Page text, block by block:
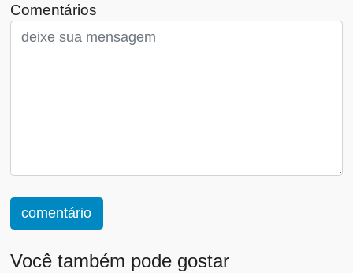
Comentários
comentário
Você também pode gostar